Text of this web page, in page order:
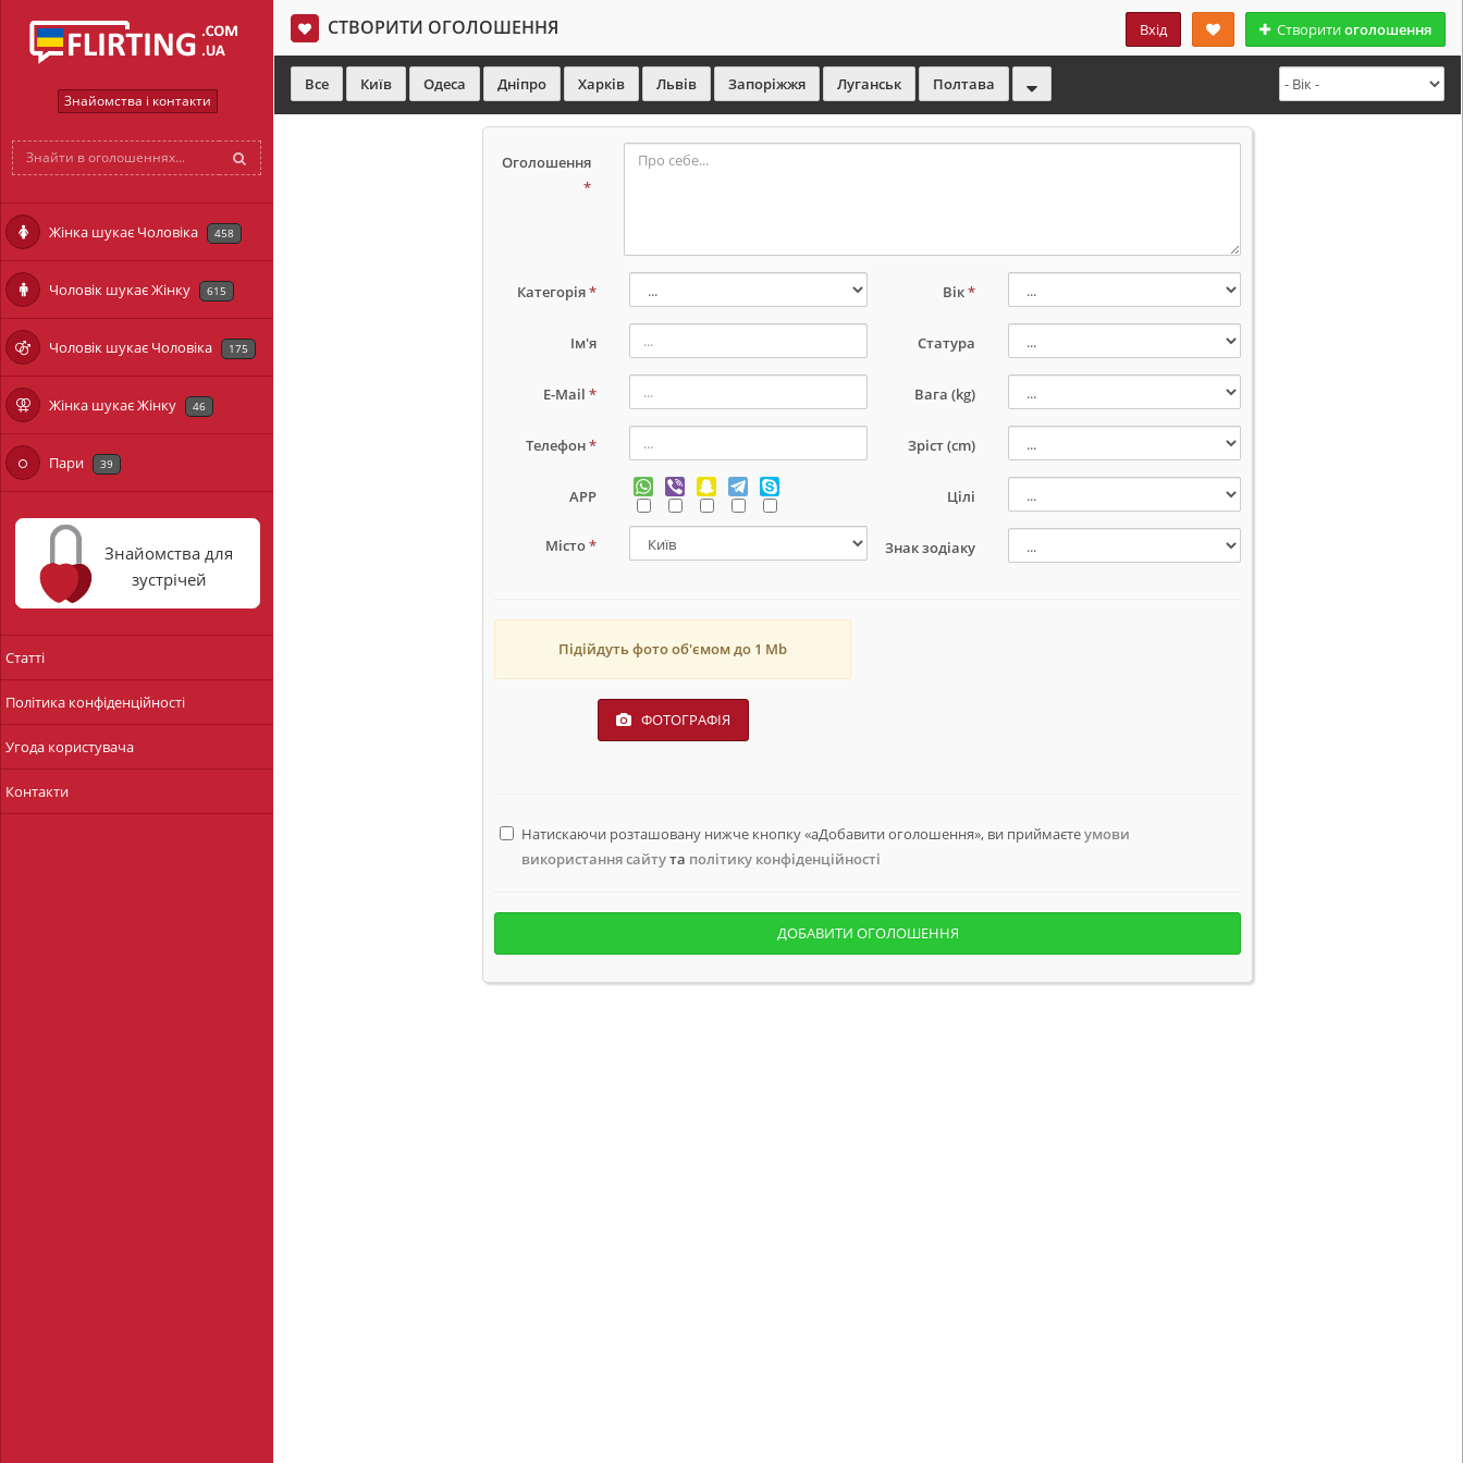
Знайомства і контакти
Жінка шукає Чоловіка 458
Чоловік шукає Жінку 615
Чоловік шукає Чоловіка 175
Жінка шукає Жінку 46
Пари 39
Знайомства для
зустрічей
Статті
Політика конфіденційності
Угода користувача
Контакти
СТВОРИТИ ОГОЛОШЕННЯ Створитиоголошення
Вхід
Все Київ Одеса Дніпро Харків Львів Запоріжжя Луганськ Полтава
Оголошення
*
Категорія*
Ім'я
E-Mail*
Телефон*
APP
Місто*
Вік*
Статура
Вага (kg)
Зріст (cm)
Цілі
Знак зодіаку
Підійдуть фото об'ємом до 1 Мb
ФОТОГРАФІЯ
Натискаючи розташовану нижче кнопку «aДобавити оголошення», ви приймаєтеумови
використання сайтута політику конфіденційності
ДОБАВИТИ ОГОЛОШЕННЯ